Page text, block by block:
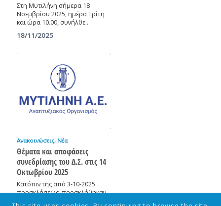
Στη Μυτιλήνη σήμερα 18
Νοεμβρίου 2025, ημέρα Τρίτη
και ώρα 10.00, συνήλθε…
18/11/2025
Ανακοινώσεις, Νέα
Θέματα και αποφάσεις
συνεδρίασης του Δ.Σ. στις 14
Οκτωβρίου 2025
Κατόπιν της από 3-10-2025
προσκλήσεως, προσκλήθηκαν